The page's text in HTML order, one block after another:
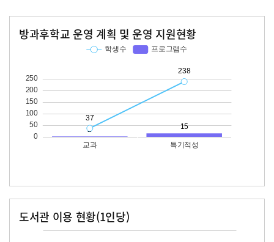
방과후학교 운영 계획 및 운영 지원현황
도서관 이용 현황(1인당)